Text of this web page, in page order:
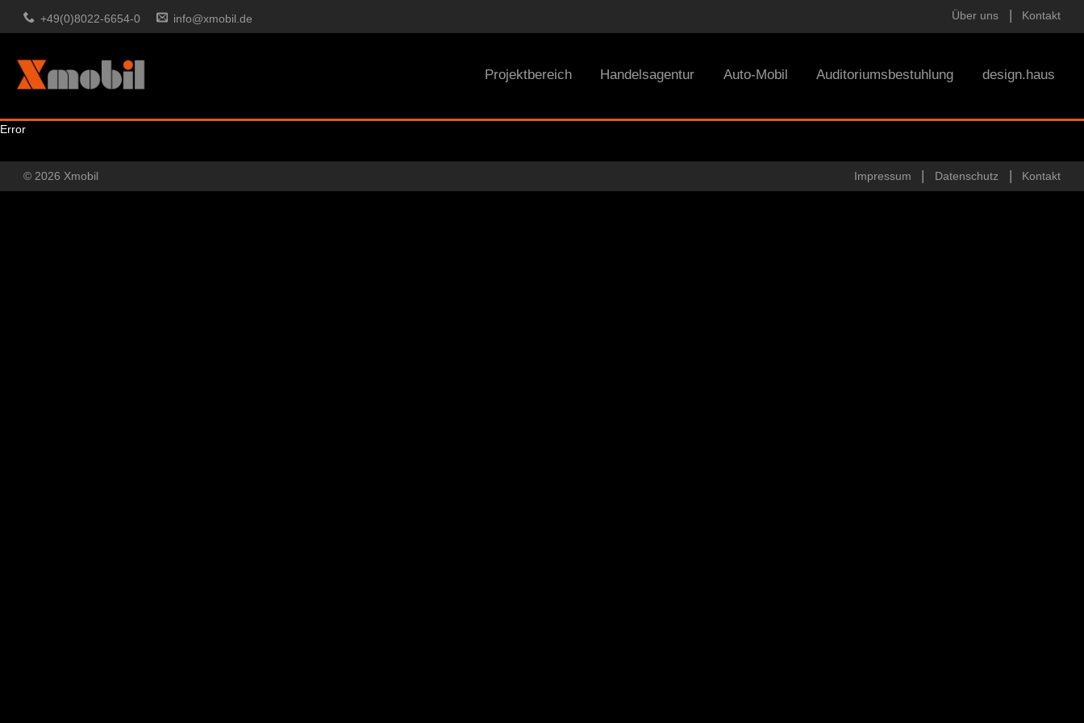
+49(0)8022-6654-0 info@xmobil.de Über uns Kontakt
Projektbereich Handelsagentur Auto-Mobil Auditoriumsbestuhlung design.haus
Error
© 2026 Xmobil Impressum Datenschutz Kontakt